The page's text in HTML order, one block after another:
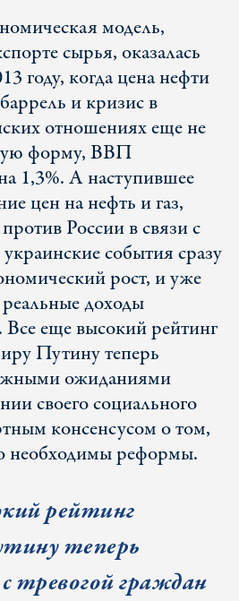
модель,
сырья, оказалась
году, когда цена нефти
и кризис в
отношениях еще не
форму, ВВП
1,3%. А наступившее
цен на нефть и газ,
России в связи с
события сразу
рост, и уже
доходы
Все еще высокий рейтинг
Путину теперь
ожиданиями
своего социального
консенсусом о том,
необходимы реформы.
рейтинг
теперь
тревогой граждан